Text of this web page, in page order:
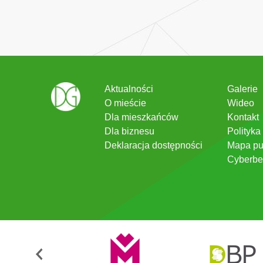
Aktualności
O mieście
Dla mieszkańców
Dla biznesu
Deklaracja dostępności
Galerie
Wideo
Kontakt
Mapa